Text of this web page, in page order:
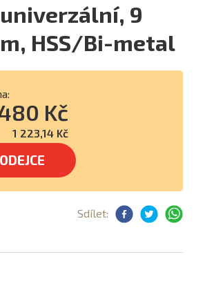
9
HSS/Bi-metal
Kč
1 223,14 Kč
Sdílet: